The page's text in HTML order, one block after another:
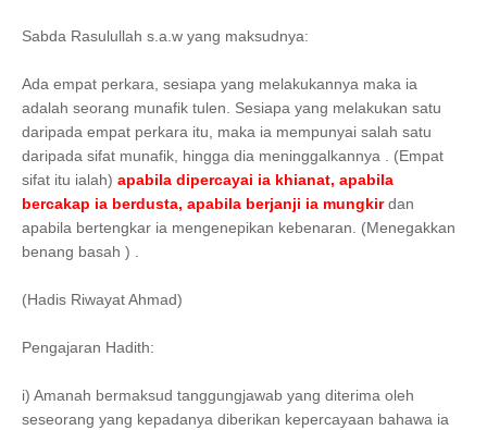
Sabda Rasulullah s.a.w yang maksudnya:
Ada empat perkara, sesiapa yang melakukannya maka ia
adalah seorang munafik tulen. Sesiapa yang melakukan satu
daripada empat perkara itu, maka ia mempunyai salah satu
daripada sifat munafik, hingga dia meninggalkannya . (Empat
sifat itu ialah) apabila dipercayai ia khianat, apabila
bercakap ia berdusta, apabila berjanji ia mungkirdan
apabila bertengkar ia mengenepikan kebenaran. (Menegakkan
benang basah ) .
(Hadis Riwayat Ahmad)
Pengajaran Hadith:
i) Amanah bermaksud tanggungjawab yang diterima oleh
seseorang yang kepadanya diberikan kepercayaan bahawa ia